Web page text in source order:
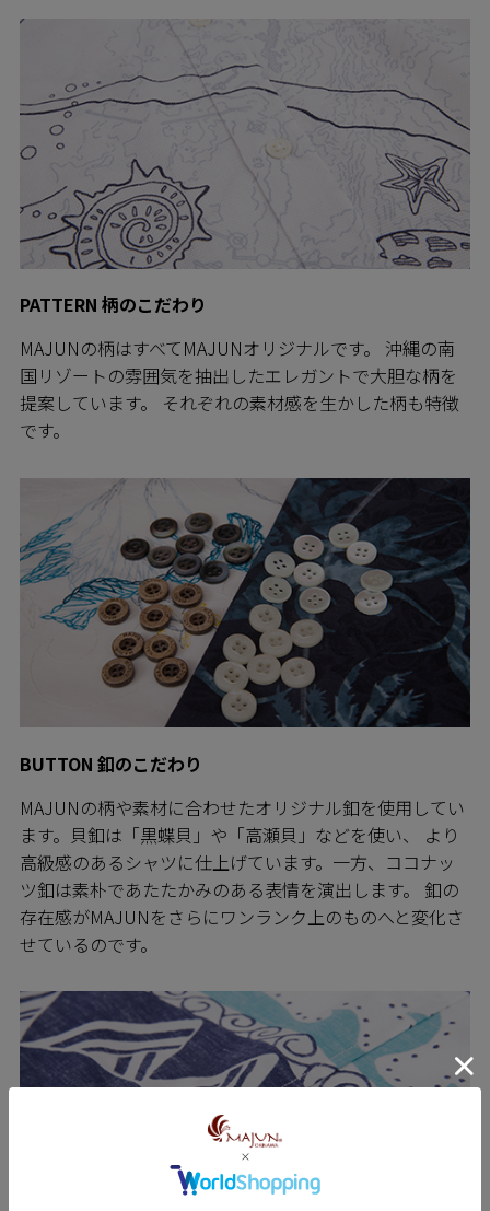
PATTERN 柄のこだわり
MAJUNの柄はすべてMAJUNオリジナルです。 沖縄の南
国リゾートの雰囲気を抽出したエレガントで大胆な柄を
提案しています。 それぞれの素材感を生かした柄も特徴
です。
BUTTON 釦のこだわり
MAJUNの柄や素材に合わせたオリジナル釦を使用してい
ます。貝釦は「黒蝶貝」や「高瀬貝」などを使い、 より
高級感のあるシャツに仕上げています。一方、ココナッ
ツ釦は素朴であたたかみのある表情を演出します。 釦の
存在感がMAJUNをさらにワンランク上のものへと変化さ
せているのです。